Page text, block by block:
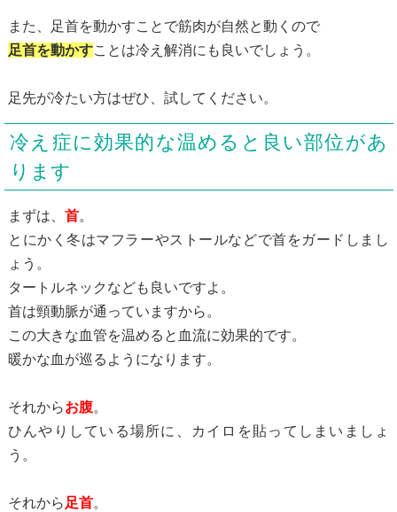
また、足首を動かすことで筋肉が自然と動くので
足首を動かすことは冷え解消にも良いでしょう。
足先が冷たい方はぜひ、試してください。
冷え症に効果的な温めると良い部位があ
ります
まずは、 首。
とにかく冬はマフラーやストールなどで首をガードしまし
ょう。
タートルネックなども良いですよ。
首は頸動脈が通っていますから。
この大きな血管を温めると血流に効果的です。
暖かな血が巡るようになります。
それからお腹。
ひんやりしている場所に、カイロを貼ってしまいましょ
う。
それから 足首。